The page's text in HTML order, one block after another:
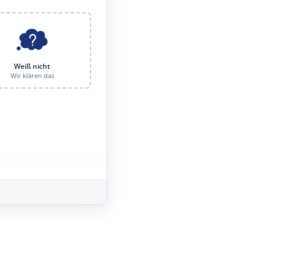
Weiß nicht
Wir klären das